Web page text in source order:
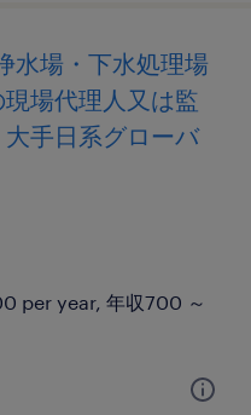
水場・下水処理場
場代理人又は監
手日系グローバ
per year, 年収700 ～